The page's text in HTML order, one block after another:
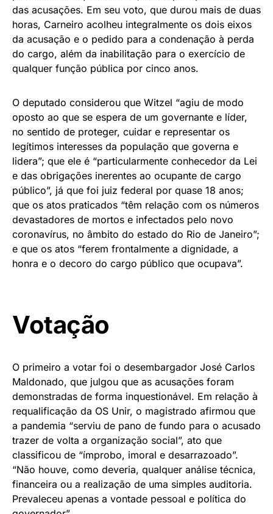
das acusações. Em seu voto, que durou mais de duas
horas, Carneiro acolheu integralmente os dois eixos
da acusação e o pedido para a condenação à perda
do cargo, além da inabilitação para o exercício de
qualquer função pública por cinco anos.
O deputado considerou que Witzel “agiu de modo
oposto ao que se espera de um governante e líder,
no sentido de proteger, cuidar e representar os
legítimos interesses da população que governa e
lidera”; que ele é “particularmente conhecedor da Lei
e das obrigações inerentes ao ocupante de cargo
público”, já que foi juiz federal por quase 18 anos;
que os atos praticados “têm relação com os números
devastadores de mortos e infectados pelo novo
coronavírus, no âmbito do estado do Rio de Janeiro”;
e que os atos “ferem frontalmente a dignidade, a
honra e o decoro do cargo público que ocupava”.
Votação
O primeiro a votar foi o desembargador José Carlos
Maldonado, que julgou que as acusações foram
demonstradas de forma inquestionável. Em relação à
requalificação da OS Unir, o magistrado afirmou que
a pandemia “serviu de pano de fundo para o acusado
trazer de volta a organização social”, ato que
classificou de “ímprobo, imoral e desarrazoado”.
“Não houve, como deveria, qualquer análise técnica,
financeira ou a realização de uma simples auditoria.
Prevaleceu apenas a vontade pessoal e política do